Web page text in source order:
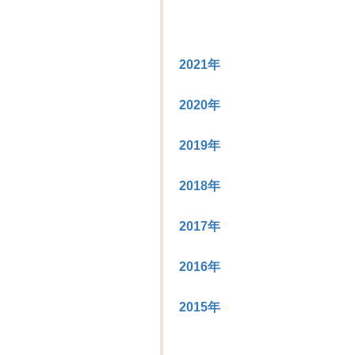
2021年
2020年
2019年
2018年
2017年
2016年
2015年